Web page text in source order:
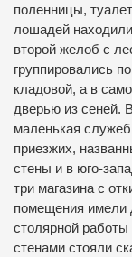
поленницы,
лошадей
второй желоб с
группировались
кладовой, а в
дверью из сеней.
маленькая
приезжих,
стены и в юго-
три магазина с
помещения имели
столярной
стенами стояли